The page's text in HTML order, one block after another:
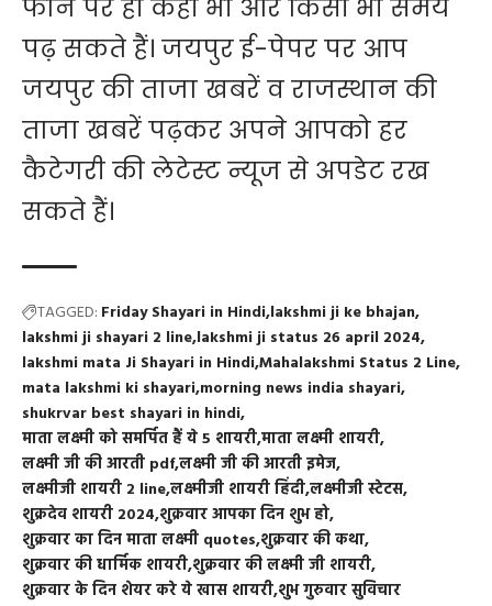
फोन पर ही कहीं भी और किसी भी समय
पढ़ सकते हैं। जयपुर ई-पेपर पर आप
जयपुर की ताजा खबरें व राजस्थान की
ताजा खबरें पढ़कर अपने आपको हर
कैटेगरी की लेटेस्ट न्यूज से अपडेट रख
सकते हैं।
TAGGED: Friday Shayari in Hindi lakshmi ji ke bhajan
lakshmi ji shayari 2 line lakshmi ji status 26 april 2024
lakshmi mata Ji Shayari in HindiMahalakshmi Status 2 Line
mata lakshmi ki shayari morning news india shayari
shukrvar best shayari in hindi
माता लक्ष्मी को समर्पित हैं ये 5 शायरीमाता लक्ष्मी शायरी
लक्ष्मी जी की आरती pdfलक्ष्मी जी की आरती इमेज
लक्ष्मीजी शायरी 2 lineलक्ष्मीजी शायरी हिंदीलक्ष्मीजी स्टेटस
शुक्रदेव शायरी 2024 शुक्रवार आपका दिन शुभ हो
शुक्रवार का दिन माता लक्ष्मी quotes शुक्रवार की कथा
शुक्रवार की धार्मिक शायरी शुक्रवार की लक्ष्मी जी शायरी
शुक्रवार के दिन शेयर करे ये खास शायरी शुभ गुरुवार सुविचार